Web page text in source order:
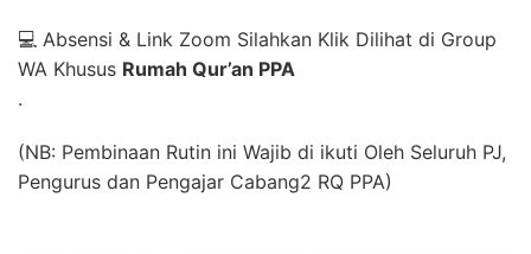
💻 Absensi & Link Zoom Silahkan Klik Dilihat di Group
WA Khusus Rumah Qur’an PPA
.
(NB: Pembinaan Rutin ini Wajib di ikuti Oleh Seluruh PJ,
Pengurus dan Pengajar Cabang2 RQ PPA)